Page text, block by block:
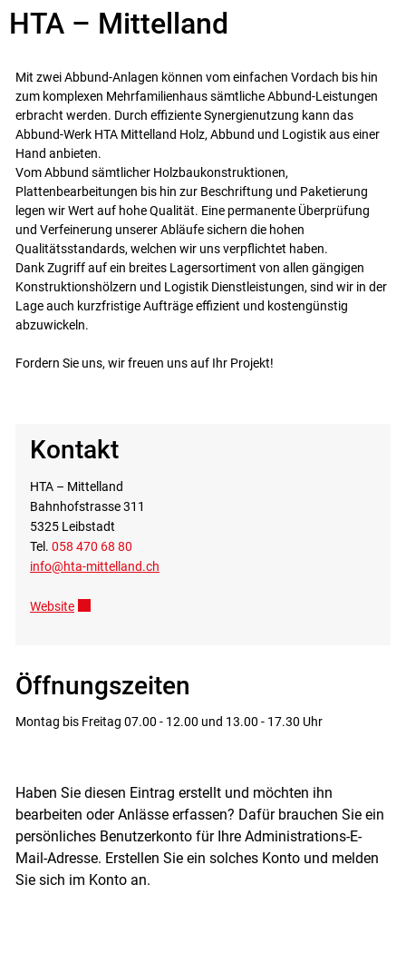
HTA – Mittelland
Mit zwei Abbund-Anlagen können vom einfachen Vordach bis hin
zum komplexen Mehrfamilienhaus sämtliche Abbund-Leistungen
erbracht werden. Durch effiziente Synergienutzung kann das
Abbund-Werk HTA Mittelland Holz, Abbund und Logistik aus einer
Hand anbieten.
Vom Abbund sämtlicher Holzbaukonstruktionen,
Plattenbearbeitungen bis hin zur Beschriftung und Paketierung
legen wir Wert auf hohe Qualität. Eine permanente Überprüfung
und Verfeinerung unserer Abläufe sichern die hohen
Qualitätsstandards, welchen wir uns verpflichtet haben.
Dank Zugriff auf ein breites Lagersortiment von allen gängigen
Konstruktionshölzern und Logistik Dienstleistungen, sind wir in der
Lage auch kurzfristige Aufträge effizient und kostengünstig
abzuwickeln.
Fordern Sie uns, wir freuen uns auf Ihr Projekt!
Kontakt
HTA – Mittelland
Bahnhofstrasse 311
5325 Leibstadt
Tel. 058 470 68 80
info@hta-mittelland.ch
Website
Öffnungszeiten
Montag bis Freitag 07.00 - 12.00 und 13.00 - 17.30 Uhr
Haben Sie diesen Eintrag erstellt und möchten ihn
bearbeiten oder Anlässe erfassen? Dafür brauchen Sie ein
persönliches Benutzerkonto für Ihre Administrations-E-
Mail-Adresse. Erstellen Sie ein solches Konto und melden
Sie sich im Konto an.